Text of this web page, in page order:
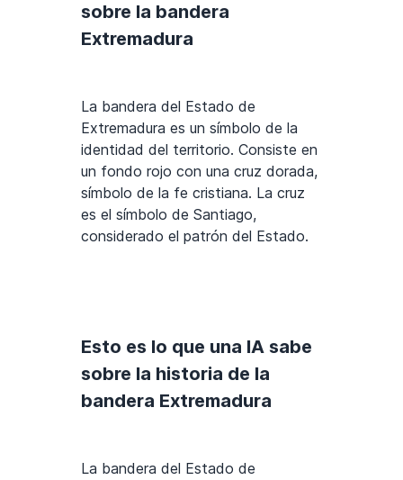
sobre la bandera
Extremadura
La bandera del Estado de
Extremadura es un símbolo de la
identidad del territorio. Consiste en
un fondo rojo con una cruz dorada,
símbolo de la fe cristiana. La cruz
es el símbolo de Santiago,
considerado el patrón del Estado.
Esto es lo que una IA sabe
sobre la historia de la
bandera Extremadura
La bandera del Estado de